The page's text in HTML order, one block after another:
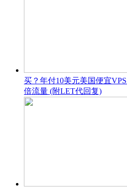
买？年付10美元美国便宜
倍流量 (附LET代回复)